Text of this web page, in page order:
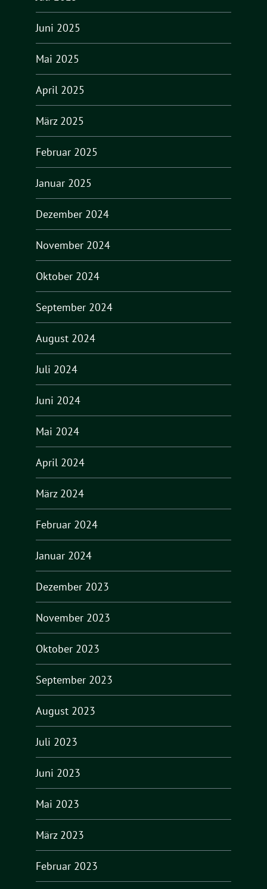
Juni 2025
Mai 2025
April 2025
März 2025
Februar 2025
Januar 2025
Dezember 2024
November 2024
Oktober 2024
September 2024
August 2024
Juli 2024
Juni 2024
Mai 2024
April 2024
März 2024
Februar 2024
Januar 2024
Dezember 2023
November 2023
Oktober 2023
September 2023
August 2023
Juli 2023
Juni 2023
Mai 2023
März 2023
Februar 2023